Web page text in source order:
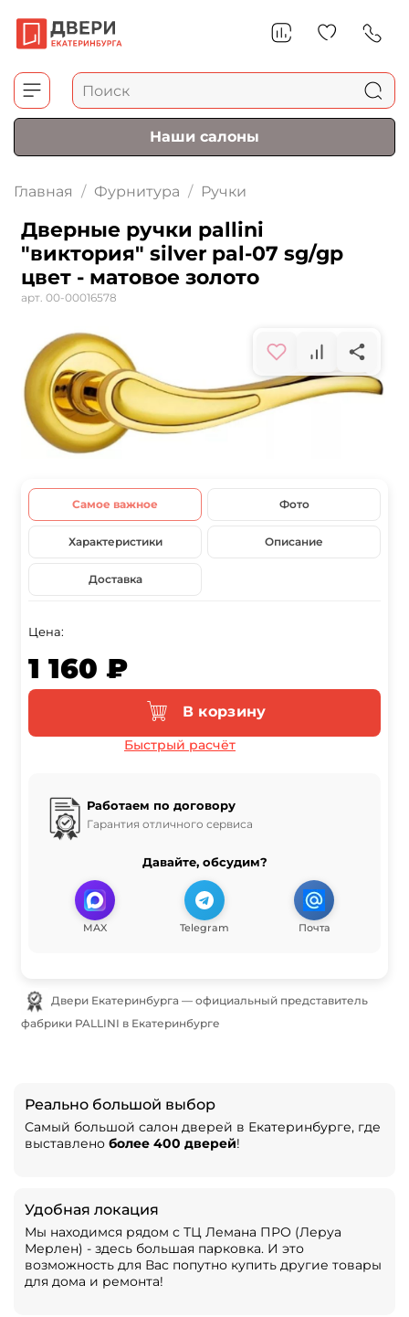
Наши салоны
Главная Фурнитура Ручки
Дверные ручки pallini
"виктория" silver pal-07 sg/gp
цвет - матовое золото
арт. 00-00016578
Самое важное Фото
Характеристики Описание
Доставка
Цена:
1 160 ₽
В корзину
Быстрый расчёт
Работаем по договору
Гарантия отличного сервиса
Давайте, обсудим?
MAX Telegram Почта
Двери Екатеринбурга — официальный представитель
фабрики PALLINI в Екатеринбурге
Реально большой выбор
Самый большой салон дверей в Екатеринбурге, где
выставлено более 400 дверей!
Удобная локация
Мы находимся рядом с ТЦ Лемана ПРО (Леруа
Мерлен) - здесь большая парковка. И это
возможность для Вас попутно купить другие товары
для дома и ремонта!